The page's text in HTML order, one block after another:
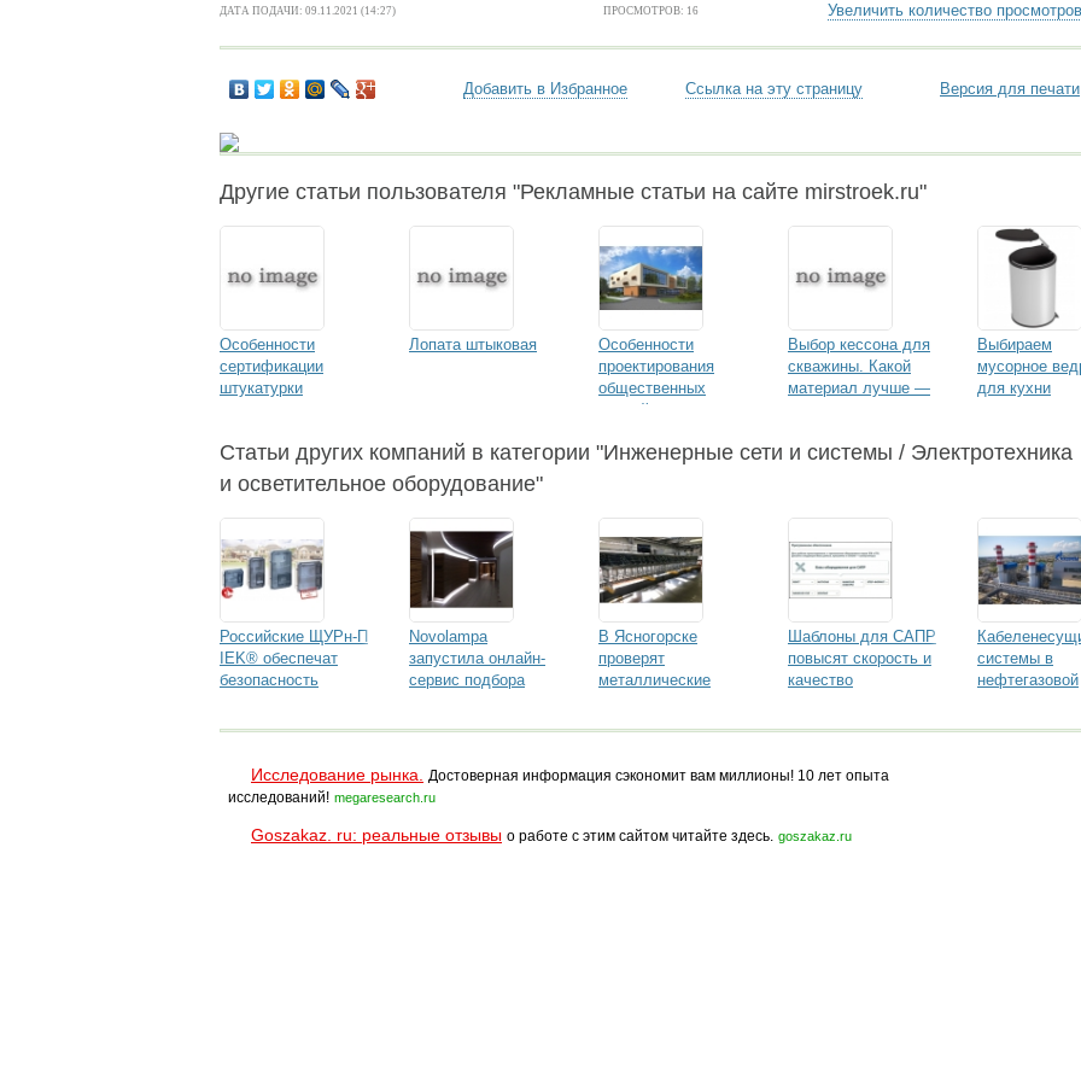
ДАТА ПОДАЧИ: 09.11.2021 (14:27) ПРОСМОТРОВ: 16 Увеличить количество просмотров
Добавить в Избранное Ссылка на эту страницу Версия для печати
Другие статьи пользователя "Рекламные статьи на сайте mirstroek.ru"
Особенности
сертификации
штукатурки
Лопата штыковая
Особенности
проектирования
общественных
зданий
Выбор кессона для
скважины. Какой
материал лучше —
Выбираем
мусорное
для кухни
Статьи других компаний в категории "Инженерные сети и системы / Электротехника
и осветительное оборудование"
Российские ЩУРн-П
IEK® обеспечат
безопасность
Novolampa
запустила онлайн-
сервис подбора
В Ясногорске
проверят
металлические
Шаблоны для САПР
повысят скорость и
качество
системы в
нефтегазовой
Исследование рынка.
Достоверная информация сэкономит вам миллионы! 10 лет опыта
исследований! megaresearch.ru
Goszakaz. ru: реальные отзывы о работе с этим сайтом читайте здесь. goszakaz.ru